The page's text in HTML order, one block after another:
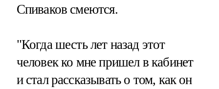
Спиваков смеются.
"Когда шесть лет назад этот
человек ко мне пришел в кабинет
и стал рассказывать о том, как он